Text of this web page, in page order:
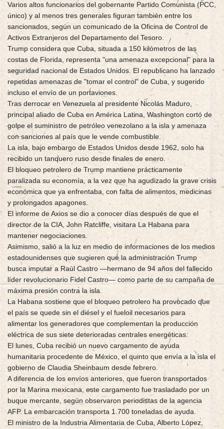
Varios altos funcionarios del gobernante Partido Comunista (PCC,
único) y al menos tres generales figuran también entre los
sancionados, según un comunicado de la Oficina de Control de
Activos Extranjeros del Departamento del Tesoro.
Trump considera que Cuba, situada a 150 kilómetros de las
costas de Florida, representa "una amenaza excepcional" para la
seguridad nacional de Estados Unidos. El republicano ha lanzado
repetidas amenazas de "tomar el control" de Cuba, y sugerido
incluso el envío de un portaviones.
Tras derrocar en Venezuela al presidente Nicolás Maduro,
principal aliado de Cuba en América Latina, Washington cortó de
golpe el suministro de petróleo venezolano a la isla y amenaza
con sanciones al país que le vende combustible.
La isla, bajo embargo de Estados Unidos desde 1962, solo ha
recibido un tanquero ruso desde finales de enero.
El bloqueo petrolero de Trump mantiene prácticamente
paralizada su economía, a la vez que ha agudizado la grave crisis
económica que ya enfrentaba, con falta de alimentos, medicinas
y prolongados apagones.
El informe de Axios se dio a conocer días después de que el
director de la CIA, John Ratcliffe, visitara La Habana para
mantener negociaciones.
Asimismo, salió a la luz en medio de informaciones de los medios
estadounidenses que sugieren que la administración Trump
busca imputar a Raúl Castro —hermano de 94 años del fallecido
líder revolucionario Fidel Castro— como parte de su campaña de
máxima presión contra la isla.
La Habana sostiene que el bloqueo petrolero ha provocado que
el país se quede sin el diésel y el fueloil necesarios para
alimentar los generadores que complementan la producción
eléctrica de sus siete deterioradas centrales energéticas.
El lunes, Cuba recibió un nuevo cargamento de ayuda
humanitaria procedente de México, el quinto que envía a la isla el
gobierno de Claudia Sheinbaum desde febrero.
A diferencia de los envíos anteriores, que fueron transportados
por la Marina mexicana, este cargamento fue trasladado por un
buque mercante, según observaron periodistas de la agencia
AFP. La embarcación transporta 1.700 toneladas de ayuda.
El ministro de la Industria Alimentaria de Cuba, Alberto López,